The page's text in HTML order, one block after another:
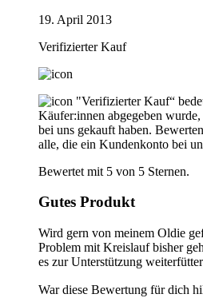
19. April 2013
Verifizierter Kauf
"Verifizierter Kauf“
Käufer:innen abgegeben
bei uns gekauft haben.
alle, die ein Kundenkonto bei
Bewertet mit 5 von 5 Sternen.
Gutes Produkt
Wird gern von meinem Oldie
Problem mit Kreislauf bisher
es zur Unterstützung
War diese Bewertung für dich